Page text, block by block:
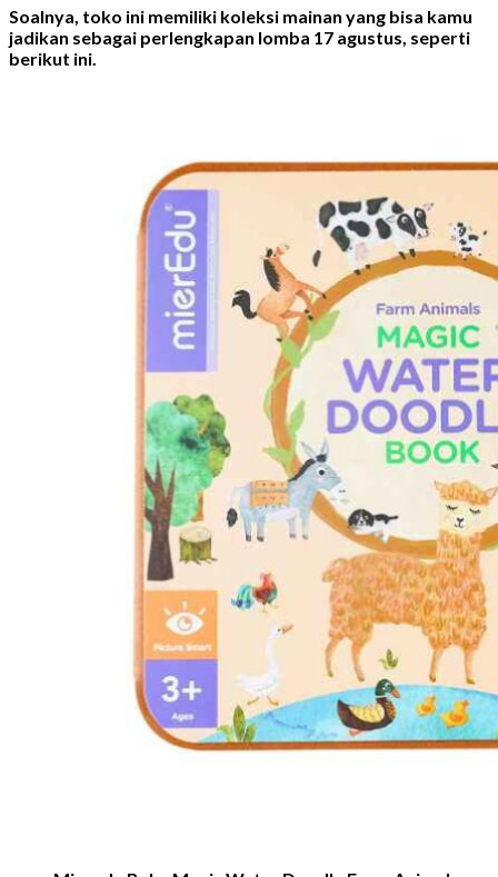
Soalnya, toko ini memiliki koleksi mainan yang bisa kamu
jadikan sebagai perlengkapan lomba 17 agustus, seperti
berikut ini.